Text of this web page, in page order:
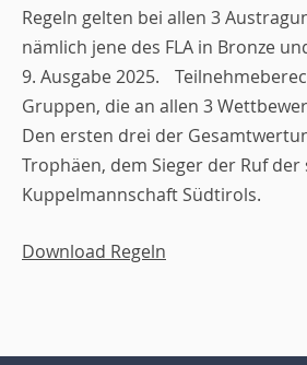
Regeln gelten bei allen 3
nämlich jene des FLA in Bronze
9. Ausgabe 2025.
Gruppen, die an allen 3
Den ersten drei der
Trophäen, dem Sieger der Ruf
Kuppelmannschaft Südtirols.
Download Regeln